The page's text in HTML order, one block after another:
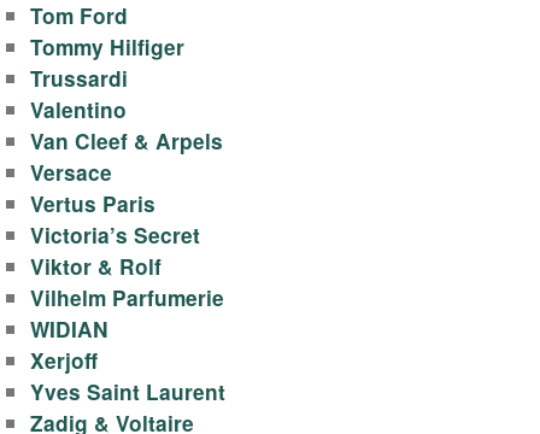
Tom Ford
Tommy Hilfiger
Trussardi
Valentino
Van Cleef & Arpels
Versace
Vertus Paris
Victoria’s Secret
Viktor & Rolf
Vilhelm Parfumerie
WIDIAN
Xerjoff
Yves Saint Laurent
Zadig & Voltaire